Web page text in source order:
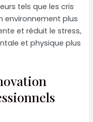
tels que les cris
environnement plus
et réduit le stress,
et physique plus